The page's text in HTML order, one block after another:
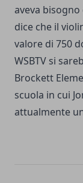
aveva
dice che il
valore di 750
WSBTV si
Brockett
scuola in cui
attualmente